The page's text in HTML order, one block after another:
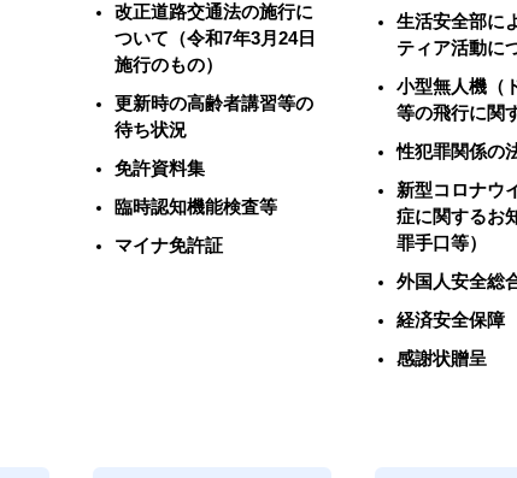
改正道路交通法の施行に
ついて（令和7年3月24日
施行のもの）
更新時の高齢者講習等の
待ち状況
免許資料集
臨時認知機能検査等
マイナ免許証
生活安全部に
ティア活動に
小型無人機（
等の飛行に関
性犯罪関係の
新型コロナウ
症に関するお
罪手口等）
外国人安全総
経済安全保障
感謝状贈呈